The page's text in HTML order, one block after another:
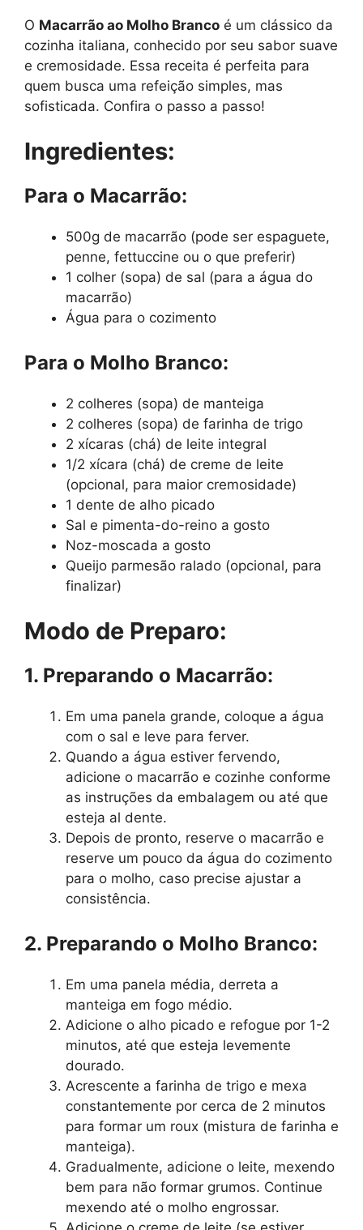
O Macarrão ao Molho Branco é um clássico da
cozinha italiana, conhecido por seu sabor suave
e cremosidade. Essa receita é perfeita para
quem busca uma refeição simples, mas
sofisticada. Confira o passo a passo!
Ingredientes:
Para o Macarrão:
500g de macarrão (pode ser espaguete,
penne, fettuccine ou o que preferir)
1 colher (sopa) de sal (para a água do
macarrão)
Água para o cozimento
Para o Molho Branco:
2 colheres (sopa) de manteiga
2 colheres (sopa) de farinha de trigo
2 xícaras (chá) de leite integral
1/2 xícara (chá) de creme de leite
(opcional, para maior cremosidade)
1 dente de alho picado
Sal e pimenta-do-reino a gosto
Noz-moscada a gosto
Queijo parmesão ralado (opcional, para
finalizar)
Modo de Preparo:
1. Preparando o Macarrão:
Em uma panela grande, coloque a água
com o sal e leve para ferver.
Quando a água estiver fervendo,
adicione o macarrão e cozinhe conforme
as instruções da embalagem ou até que
esteja al dente.
Depois de pronto, reserve o macarrão e
reserve um pouco da água do cozimento
para o molho, caso precise ajustar a
consistência.
2. Preparando o Molho Branco:
Em uma panela média, derreta a
manteiga em fogo médio.
Adicione o alho picado e refogue por 1-2
minutos, até que esteja levemente
dourado.
Acrescente a farinha de trigo e mexa
constantemente por cerca de 2 minutos
para formar um roux (mistura de farinha e
manteiga).
Gradualmente, adicione o leite, mexendo
bem para não formar grumos. Continue
mexendo até o molho engrossar.